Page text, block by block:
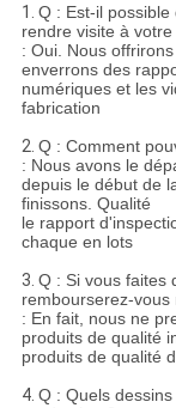
1. Q : Est-il
rendre visite à
: Oui. Nous
enverrons des
numériques et les
fabrication
2. Q : Comment
: Nous avons le
depuis le début de
finissons. Qualité
le rapport
chaque en lots
3. Q : Si vous faites
rembourserez-vous
: En fait, nous ne
produits de qualité
produits de qualité
4. Q : Quels